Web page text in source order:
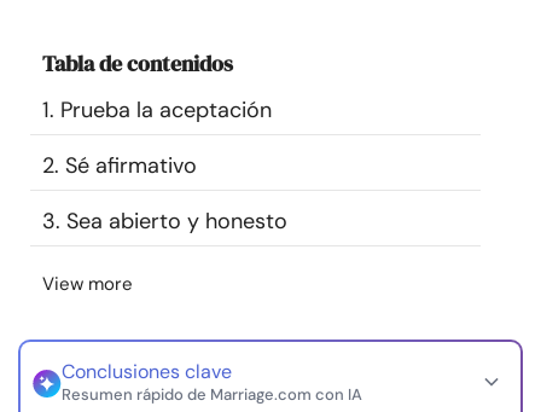
Comunidad
Encuentra un terapeuta
Idioma ES
Sobre nosotros Contáctanos Escríbenos
Publicidad con
nosotros
Tabla de contenidos
1. Prueba la aceptación
2. Sé afirmativo
3. Sea abierto y honesto
View more
Conclusiones clave
Resumen rápido de Marriage.com con IA